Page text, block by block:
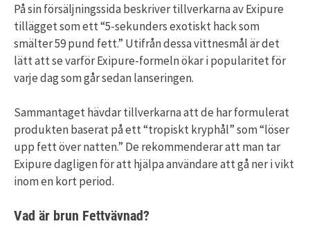
På sin försäljningssida beskriver tillverkarna av Exipure
tillägget som ett “5-sekunders exotiskt hack som
smälter 59 pund fett.” Utifrån dessa vittnesmål är det
lätt att se varför Exipure-formeln ökar i popularitet för
varje dag som går sedan lanseringen.
Sammantaget hävdar tillverkarna att de har formulerat
produkten baserat på ett “tropiskt kryphål” som “löser
upp fett över natten.” De rekommenderar att man tar
Exipure dagligen för att hjälpa användare att gå ner i vikt
inom en kort period.
Vad är brun Fettvävnad?